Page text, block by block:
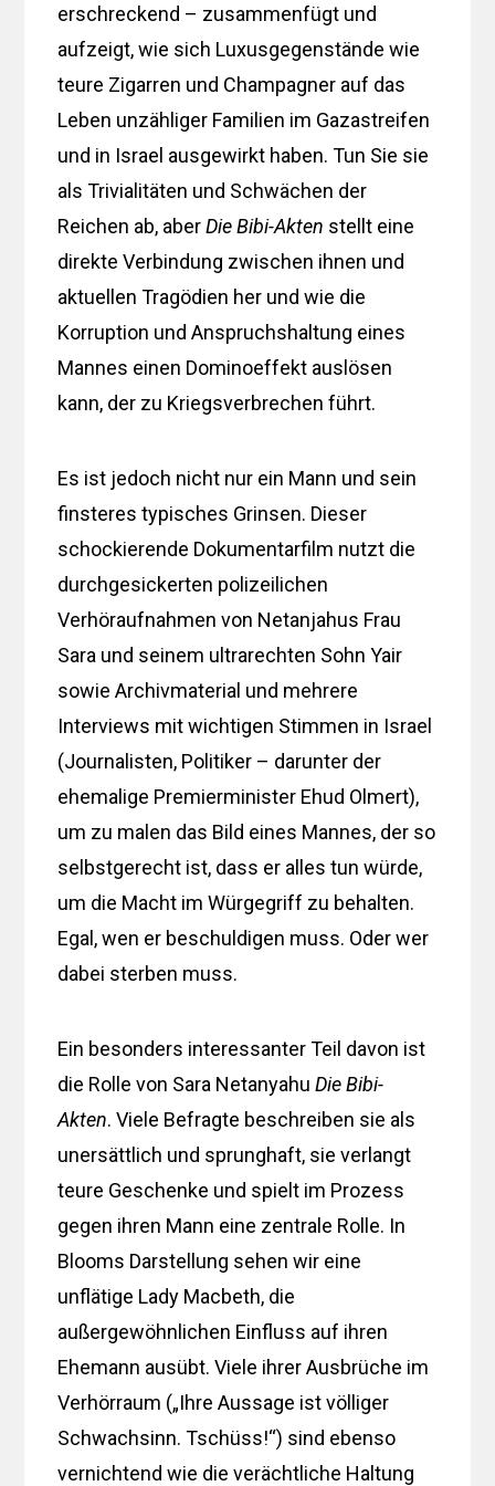
erschreckend – zusammenfügt und
aufzeigt, wie sich Luxusgegenstände wie
teure Zigarren und Champagner auf das
Leben unzähliger Familien im Gazastreifen
und in Israel ausgewirkt haben. Tun Sie sie
als Trivialitäten und Schwächen der
Reichen ab, aberDie Bibi-Akten stellt eine
direkte Verbindung zwischen ihnen und
aktuellen Tragödien her und wie die
Korruption und Anspruchshaltung eines
Mannes einen Dominoeffekt auslösen
kann, der zu Kriegsverbrechen führt.
Es ist jedoch nicht nur ein Mann und sein
finsteres typisches Grinsen. Dieser
schockierende Dokumentarfilm nutzt die
durchgesickerten polizeilichen
Verhöraufnahmen von Netanjahus Frau
Sara und seinem ultrarechten Sohn Yair
sowie Archivmaterial und mehrere
Interviews mit wichtigen Stimmen in Israel
(Journalisten, Politiker – darunter der
ehemalige Premierminister Ehud Olmert),
um zu malen das Bild eines Mannes, der so
selbstgerecht ist, dass er alles tun würde,
um die Macht im Würgegriff zu behalten.
Egal, wen er beschuldigen muss. Oder wer
dabei sterben muss.
Ein besonders interessanter Teil davon ist
die Rolle von Sara NetanyahuDie Bibi-
Akten. Viele Befragte beschreiben sie als
unersättlich und sprunghaft, sie verlangt
teure Geschenke und spielt im Prozess
gegen ihren Mann eine zentrale Rolle. In
Blooms Darstellung sehen wir eine
unflätige Lady Macbeth, die
außergewöhnlichen Einfluss auf ihren
Ehemann ausübt. Viele ihrer Ausbrüche im
Verhörraum („Ihre Aussage ist völliger
Schwachsinn. Tschüss!“) sind ebenso
vernichtend wie die verächtliche Haltung